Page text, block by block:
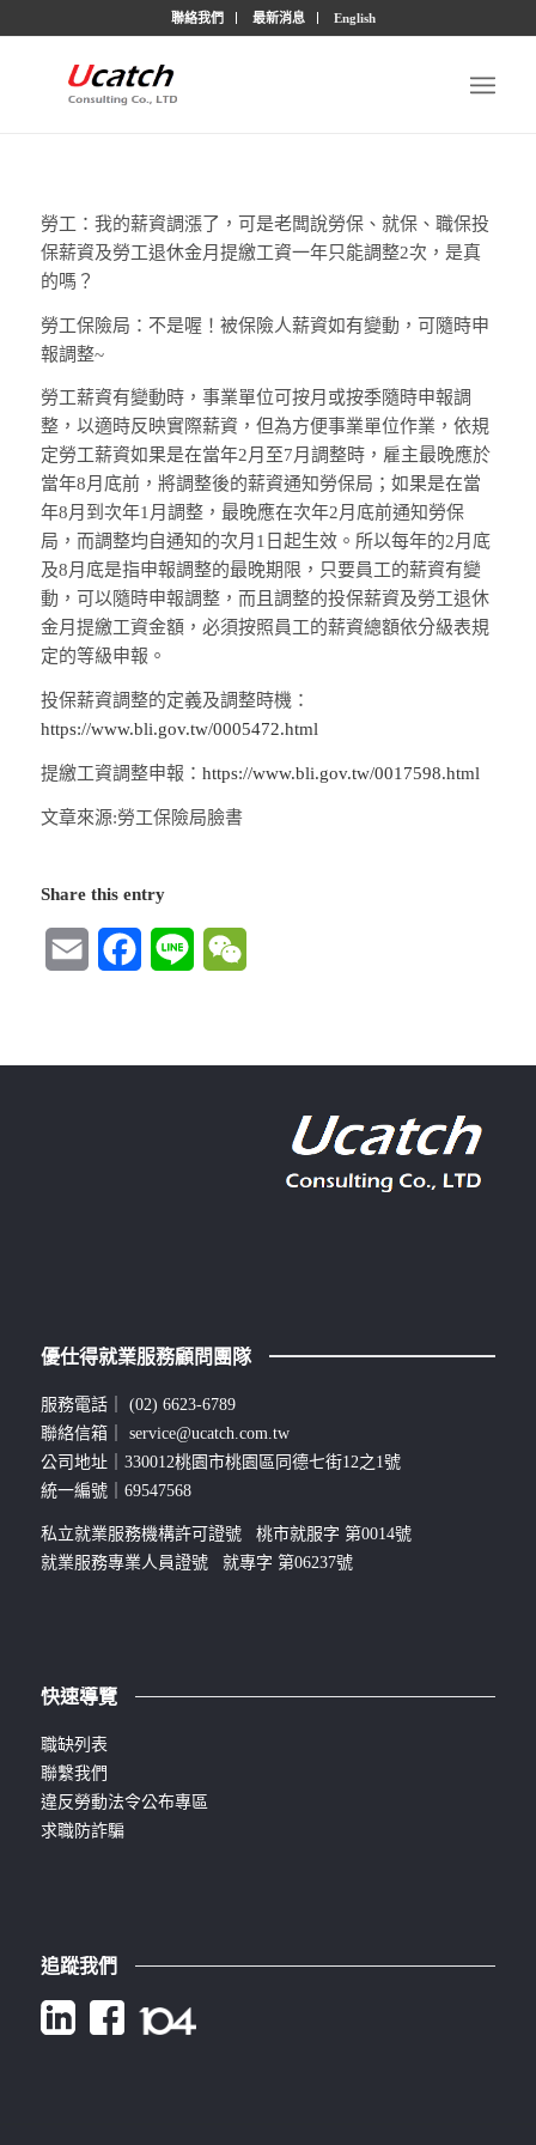
聯絡我們 最新消息 English
勞工：我的薪資調漲了，可是老闆說勞保、就保、職保投
保薪資及勞工退休金月提繳工資一年只能調整2次，是真
的嗎？
勞工保險局：不是喔！被保險人薪資如有變動，可隨時申
報調整~
勞工薪資有變動時，事業單位可按月或按季隨時申報調
整，以適時反映實際薪資，但為方便事業單位作業，依規
定勞工薪資如果是在當年2月至7月調整時，雇主最晚應於
當年8月底前，將調整後的薪資通知勞保局；如果是在當
年8月到次年1月調整，最晚應在次年2月底前通知勞保
局，而調整均自通知的次月1日起生效。所以每年的2月底
及8月底是指申報調整的最晚期限，只要員工的薪資有變
動，可以隨時申報調整，而且調整的投保薪資及勞工退休
金月提繳工資金額，必須按照員工的薪資總額依分級表規
定的等級申報。
投保薪資調整的定義及調整時機：
https://www.bli.gov.tw/0005472.html
提繳工資調整申報： https://www.bli.gov.tw/0017598.html
文章來源:勞工保險局臉書
Share this entry
Email FacebookLine
優仕得就業服務顧問團隊
服務電話｜ (02) 6623-6789
聯絡信箱｜ service@ucatch.com.tw
公司地址｜330012桃園市桃園區同德七街12之1號
統一編號｜69547568
私立就業服務機構許可證號 桃市就服字 第0014號
就業服務專業人員證號 就專字 第06237號
快速導覽
職缺列表
聯繫我們
違反勞動法令公布專區
求職防詐騙
追蹤我們